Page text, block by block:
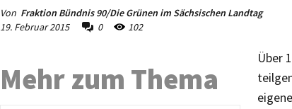
Von Fraktion Bündnis 90/Die Grünen im Sächsischen Landtag
19. Februar 2015
0 102
Über
Mehr zum Thema